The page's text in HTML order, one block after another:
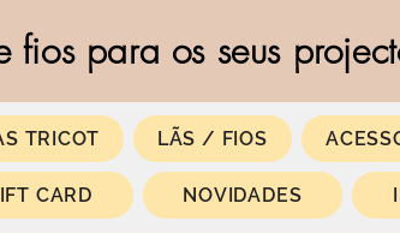
fios para os seus
TRICOT LÃS / FIOS
CARD NOVIDADES